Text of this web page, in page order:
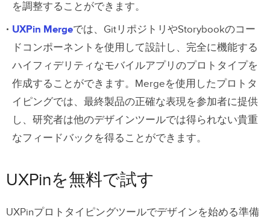
を調整することができます。
UXPin Mergeでは、GitリポジトリやStorybookのコー
ドコンポーネントを使用して設計し、完全に機能する
ハイフィデリティなモバイルアプリのプロトタイプを
作成することができます。Mergeを使用したプロトタ
イピングでは、最終製品の正確な表現を参加者に提供
し、研究者は他のデザインツールでは得られない貴重
なフィードバックを得ることができます。
UXPinを無料で試す
UXPinプロトタイピングツールでデザインを始める準備